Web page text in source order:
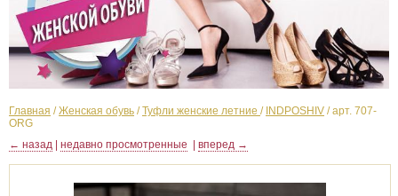
Главная /Женская обувь /Туфли женские летние / INDPOSHIV /арт. 707-
ORG
← назад
недавно просмотренные вперед →